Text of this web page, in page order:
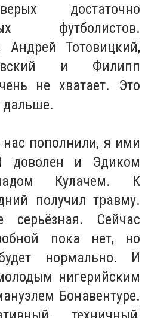
достаточно
футболистов.
Тотовицкий,
и Филипп
не хватает. Это
нас пополнили, я ими
доволен и Эдиком
Кулачем. К
получил травму.
Сейчас
пока нет, но
нормально. И
нигерийским
Бонавентуре.